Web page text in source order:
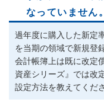
なっていません
過年度に購入した新定
を当期の領域で新規登
会計帳簿上は既に改定
資産シリーズ』では改
設定方法を教えてくだ